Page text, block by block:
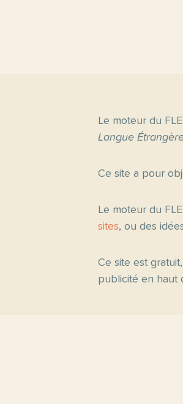
Le moteur du
Langue
Ce site a pour
Le moteur du
sites, ou des
Ce site est
publicité en haut